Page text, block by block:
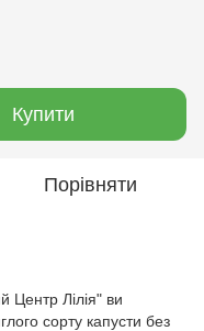
Купити
Порівняти
Центр Лілія" ви
сорту капусти без